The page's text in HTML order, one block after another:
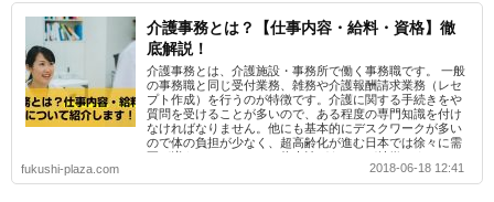
介護事務とは？【仕事内容・給料・資格】徹
底解説！
介護事務とは、介護施設・事務所で働く事務職です。 一般
の事務職と同じ受付業務、雑務や介護報酬請求業務（レセ
プト作成）を行うのが特徴です。介護に関する手続きをや
質問を受けることが多いので、ある程度の専門知識を付け
なければなりません。他にも基本的にデスクワークが多い
ので体の負担が少なく、超高齢化が進む日本では徐々に需
fukushi-plaza.com
2018-06-18 12:41